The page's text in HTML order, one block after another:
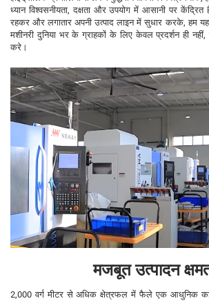
ध्यान विश्वसनीयता, दक्षता और उपयोग में आसानी पर
रहकर और लगातार अपनी उत्पाद लाइन में सुधार करके, हम यह
मशीनरी दुनिया भर के ग्राहकों के लिए केवल प्रदर्शन ही नहीं,
करे।
मजबूत उत्पादन
2,000 वर्ग मीटर से अधिक क्षेत्रफल में फैले एक आधुनिक